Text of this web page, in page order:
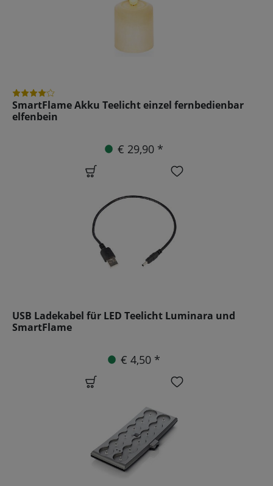
SmartFlame Akku Teelicht einzel fernbedienbar
elfenbein
€ 29,90 *
USB Ladekabel für LED Teelicht Luminara und
SmartFlame
€ 4,50 *